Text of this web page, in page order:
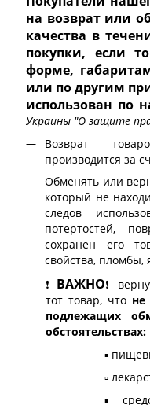
на возврат или
качества в
покупки, если
форме,
или по другим
использован по
Украины "О защите
Возврат
производится за
Обменять или
который не
следов
потертостей,
сохранен его
свойства, пломбы,
❗️ ВАЖНО❗️
тот товар, что не
подлежащих
обстоятельствах:
▪️
▫️
▪️